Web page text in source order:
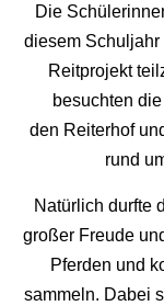
Die
diesem
Reitprojekt
besuchten
den Reiterhof
rund
Natürlich durfte
großer Freude
Pferden und
sammeln. Dabei